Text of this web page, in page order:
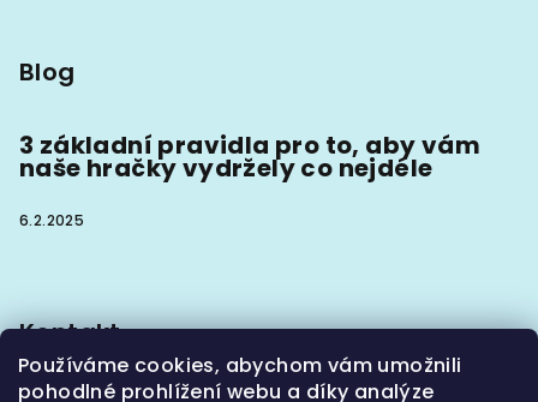
Používáme cookies, abychom vám umožnili
pohodlné prohlížení webu a díky analýze
Blog
3 základní pravidla pro to, aby vám
naše hračky vydržely co nejdéle
6.2.2025
Kontakt
info@hoaxx.cz